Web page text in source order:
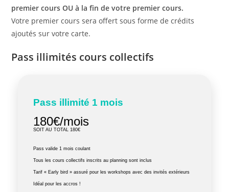
premier cours OU à la fin de votre premier cours.
Votre premier cours sera offert sous forme de crédits
ajoutés sur votre carte.
Pass illimités cours collectifs
Pass illimité 1 mois
180€/mois
SOIT AU TOTAL 180€
Pass valide 1 mois coulant
Tous les cours collectifs inscrits au planning sont inclus
Tarif « Early bird » assuré pour les workshops avec des invités extérieurs
Idéal pour les accros !